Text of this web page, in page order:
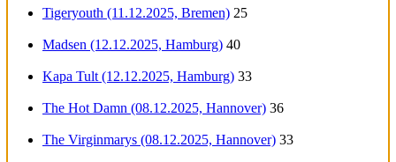
Tigeryouth (11.12.2025, Bremen) 25
Madsen (12.12.2025, Hamburg) 40
Kapa Tult (12.12.2025, Hamburg) 33
The Hot Damn (08.12.2025, Hannover) 36
The Virginmarys (08.12.2025, Hannover) 33